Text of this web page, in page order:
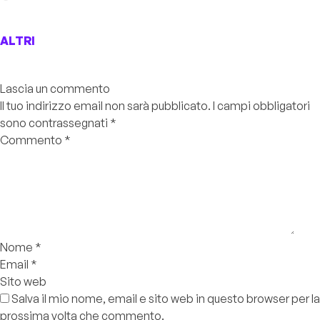
ALTRI
Lascia un commento
Il tuo indirizzo email non sarà pubblicato. I campi obbligatori
sono contrassegnati *
Commento *
Nome *
Email *
Sito web
Salva il mio nome, email e sito web in questo browser per la
prossima volta che commento.